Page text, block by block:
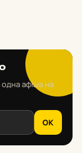
афіша на
OK